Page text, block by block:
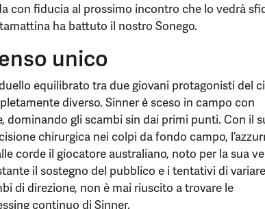
con fiducia al prossimo incontro che lo vedrà
ha battuto il nostro Sonego.
unico
equilibrato tra due giovani protagonisti del
diverso. Sinner è sceso in campo con
dominando gli scambi sin dai primi punti. Con il
chirurgica nei colpi da fondo campo,
corde il giocatore australiano, noto per la sua
il sostegno del pubblico e i tentativi di
di direzione, non è mai riuscito a trovare le
continuo di Sinner.